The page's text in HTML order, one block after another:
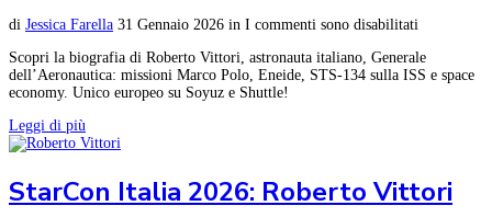
di Jessica Farella 31 Gennaio 2026 in I commenti sono disabilitati
Scopri la biografia di Roberto Vittori, astronauta italiano, Generale
dell’Aeronautica: missioni Marco Polo, Eneide, STS-134 sulla ISS e space
economy. Unico europeo su Soyuz e Shuttle!
Leggi di più
StarCon Italia 2026: Roberto Vittori